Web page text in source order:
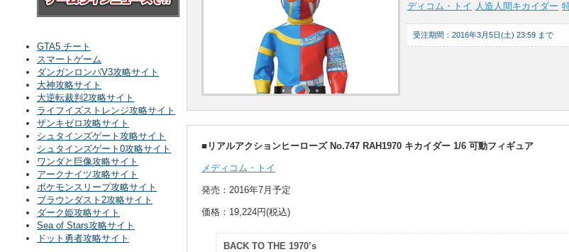
ディコム・トイ 人造人間キカイダー
受注期間：2016年3月5日(土) 23:59 まで
■リアルアクションヒーローズ No.747 RAH1970 キカイダー 1/6 可動フィギュア
メディコム・トイ
発売：2016年7月予定
価格：19,224円(税込)
BACK TO THE 1970’s
GTA5 チート
スマートゲーム
ダンガンロンパV3攻略サイト
大神攻略サイト
大逆転裁判2攻略サイト
ライフイズストレンジ攻略サイト
ザンキゼロ攻略サイト
シュタインズゲート攻略サイト
シュタインズゲート0攻略サイト
ワンダと巨像攻略サイト
アークナイツ攻略サイト
ポケモンスリープ攻略サイト
ブラウンダスト2攻略サイト
ダーク姫攻略サイト
Sea of Stars攻略サイト
ドット勇者攻略サイト